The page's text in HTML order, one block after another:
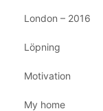
London – 2016
Löpning
Motivation
My home